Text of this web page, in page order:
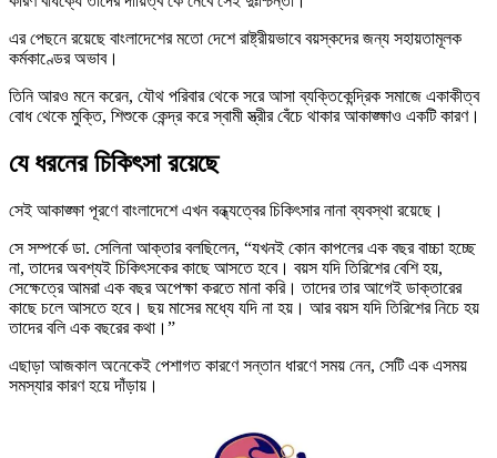
এর পেছনে রয়েছে বাংলাদেশের মতো দেশে রাষ্ট্রীয়ভাবে বয়স্কদের জন্য সহায়তামূলক
কর্মকাণ্ডের অভাব।
তিনি আরও মনে করেন, যৌথ পরিবার থেকে সরে আসা ব্যক্তিকেন্দ্রিক সমাজে একাকীত্ব
বোধ থেকে মুক্তি, শিশুকে কেন্দ্র করে স্বামী স্ত্রীর বেঁচে থাকার আকাঙ্ক্ষাও একটি কারণ।
যে ধরনের চিকিৎসা রয়েছে
সেই আকাঙ্ক্ষা পূরণে বাংলাদেশে এখন বন্ধ্যত্বের চিকিৎসার নানা ব্যবস্থা রয়েছে।
সে সম্পর্কে ডা. সেলিনা আক্তার বলছিলেন, “যখনই কোন কাপলের এক বছর বাচ্চা হচ্ছে
না, তাদের অবশ্যই চিকিৎসকের কাছে আসতে হবে। বয়স যদি তিরিশের বেশি হয়,
সেক্ষেত্রে আমরা এক বছর অপেক্ষা করতে মানা করি। তাদের তার আগেই ডাক্তারের
কাছে চলে আসতে হবে। ছয় মাসের মধ্যে যদি না হয়। আর বয়স যদি তিরিশের নিচে হয়
তাদের বলি এক বছরের কথা।”
এছাড়া আজকাল অনেকেই পেশাগত কারণে সন্তান ধারণে সময় নেন, সেটি এক এসময়
সমস্যার কারণ হয়ে দাঁড়ায়।